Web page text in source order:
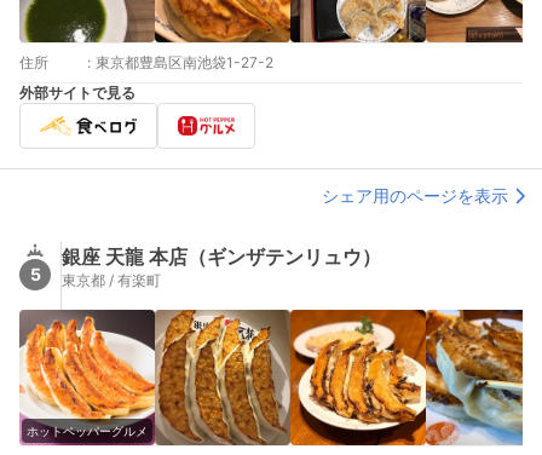
住所 : 東京都豊島区南池袋1-27-2
外部サイトで見る
シェア用のページを表示
5
銀座 天龍 本店（ギンザテンリュウ）
東京都 / 有楽町
ホットペッパーグルメ